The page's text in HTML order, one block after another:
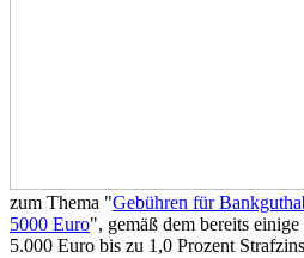
zum Thema "Gebühren für
5000 Euro", gemäß dem bereits
5.000 Euro bis zu 1,0 Prozent